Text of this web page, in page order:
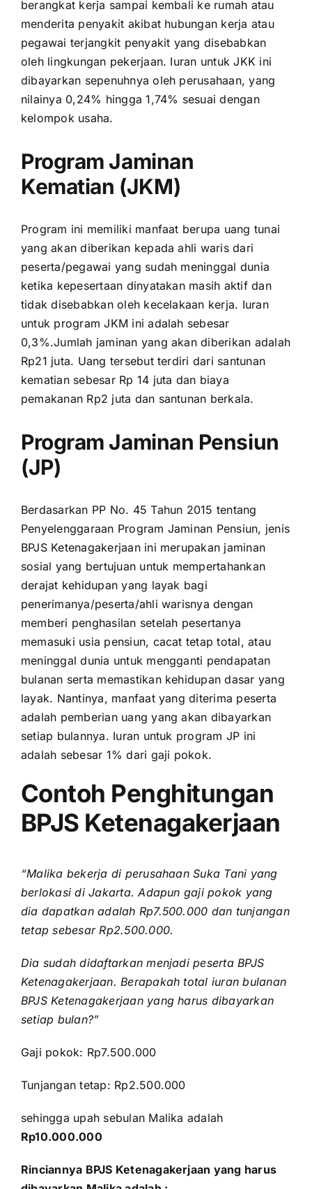
berangkat kerja sampai kembali ke rumah atau
menderita penyakit akibat hubungan kerja atau
pegawai terjangkit penyakit yang disebabkan
oleh lingkungan pekerjaan. Iuran untuk JKK ini
dibayarkan sepenuhnya oleh perusahaan, yang
nilainya 0,24% hingga 1,74% sesuai dengan
kelompok usaha.
Program Jaminan
Kematian (JKM)
Program ini memiliki manfaat berupa uang tunai
yang akan diberikan kepada ahli waris dari
peserta/pegawai yang sudah meninggal dunia
ketika kepesertaan dinyatakan masih aktif dan
tidak disebabkan oleh kecelakaan kerja. Iuran
untuk program JKM ini adalah sebesar
0,3%.Jumlah jaminan yang akan diberikan adalah
Rp21 juta. Uang tersebut terdiri dari santunan
kematian sebesar Rp 14 juta dan biaya
pemakanan Rp2 juta dan santunan berkala.
Program Jaminan Pensiun
(JP)
Berdasarkan PP No. 45 Tahun 2015 tentang
Penyelenggaraan Program Jaminan Pensiun, jenis
BPJS Ketenagakerjaan ini merupakan jaminan
sosial yang bertujuan untuk mempertahankan
derajat kehidupan yang layak bagi
penerimanya/peserta/ahli warisnya dengan
memberi penghasilan setelah pesertanya
memasuki usia pensiun, cacat tetap total, atau
meninggal dunia untuk mengganti pendapatan
bulanan serta memastikan kehidupan dasar yang
layak. Nantinya, manfaat yang diterima peserta
adalah pemberian uang yang akan dibayarkan
setiap bulannya. Iuran untuk program JP ini
adalah sebesar 1% dari gaji pokok.
Contoh Penghitungan
BPJS Ketenagakerjaan
“Malika bekerja di perusahaan Suka Tani yang
berlokasi di Jakarta. Adapun gaji pokok yang
dia dapatkan adalah Rp7.500.000 dan tunjangan
tetap sebesar Rp2.500.000.
Dia sudah didaftarkan menjadi peserta BPJS
Ketenagakerjaan. Berapakah total iuran bulanan
BPJS Ketenagakerjaan yang harus dibayarkan
setiap bulan?”
Gaji pokok: Rp7.500.000
Tunjangan tetap: Rp2.500.000
sehingga upah sebulan Malika adalah
Rp10.000.000
Rinciannya BPJS Ketenagakerjaan yang harus